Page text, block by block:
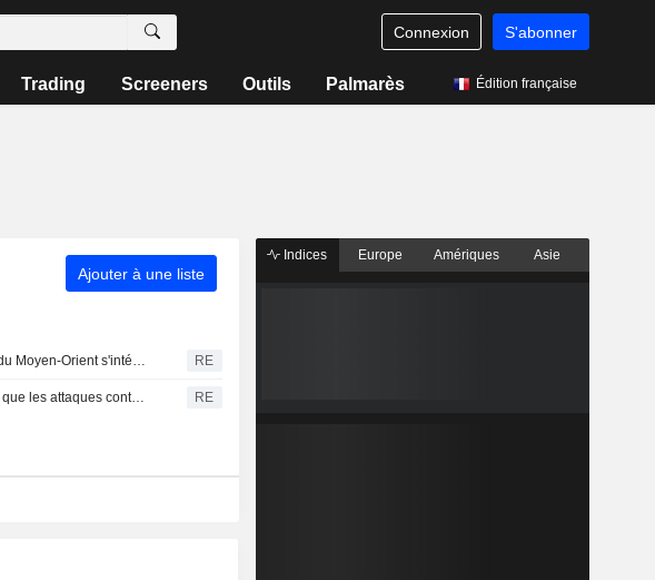
Connexion S'abonner
Trading Screeners Outils Palmarès Édition française
Ajouter à une liste
Des acheteurs du Moyen-Orient s'intéressent aux cargaisons de GNL canadien, selon Pacific Energy RE
ADNOC affirme que les attaques contre ses navires et son personnel impactent significativement ses opérations RE
Indices Europe Amériques Asie